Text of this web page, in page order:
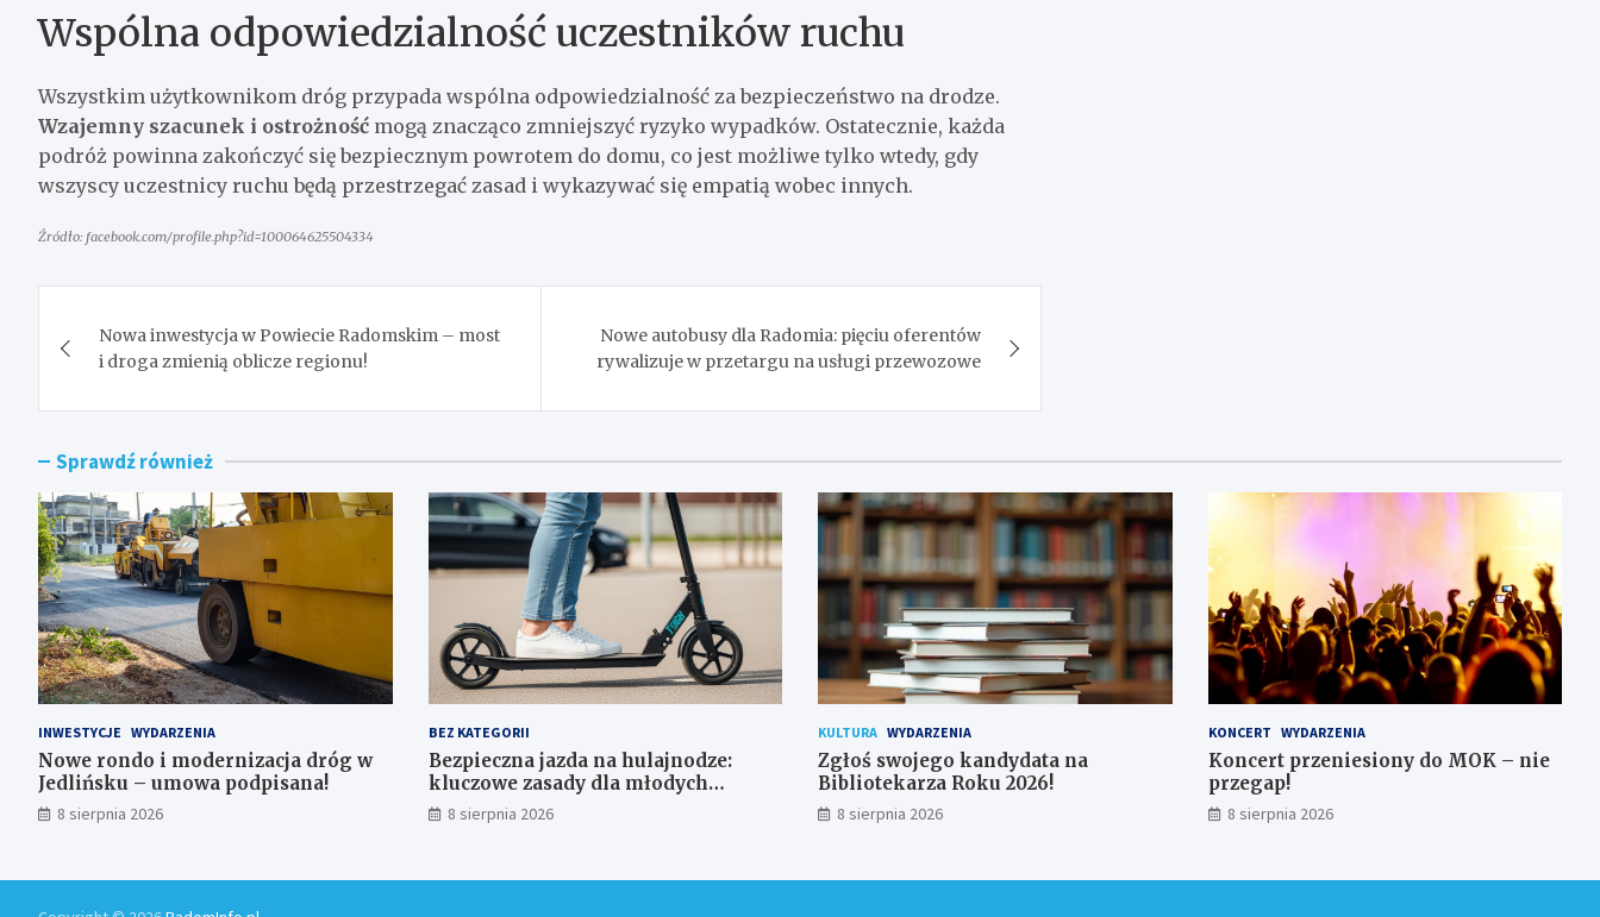
Wspólna odpowiedzialność uczestników ruchu
Wszystkim użytkownikom dróg przypada wspólna odpowiedzialność za bezpieczeństwo na drodze.
Wzajemny szacunek i ostrożność mogą znacząco zmniejszyć ryzyko wypadków. Ostatecznie, każda
podróż powinna zakończyć się bezpiecznym powrotem do domu, co jest możliwe tylko wtedy, gdy
wszyscy uczestnicy ruchu będą przestrzegać zasad i wykazywać się empatią wobec innych.
Źródło: facebook.com/profile.php?id=100064625504334
wpisu
Nowa inwestycja w Powiecie Radomskim – most
i droga zmienią oblicze regionu!
Nowe autobusy dla Radomia: pięciu oferentów
rywalizuje w przetargu na usługi przewozowe
Sprawdź również
INWESTYCJE WYDARZENIA
Nowe rondo i modernizacja dróg w
Jedlińsku – umowa podpisana!
8 sierpnia 2026
BEZ KATEGORII
Bezpieczna jazda na hulajnodze:
kluczowe zasady dla młodych
użytkowników
8 sierpnia 2026
KULTURA WYDARZENIA
Zgłoś swojego kandydata na
Bibliotekarza Roku 2026!
8 sierpnia 2026
KONCERT WYDARZENIA
Koncert przeniesiony do MOK – nie
przegap!
8 sierpnia 2026